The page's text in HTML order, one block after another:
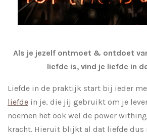
Als je jezelf ontmoet & ontdoet
liefde is, vind je liefde in
Liefde in de praktijk start bij ieder
liefde in je, die jij gebruikt om je
noemen het ook wel de power
kracht. Hieruit blijkt al dat liefde dus